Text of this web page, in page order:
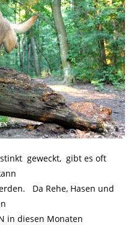
geweckt, gibt es oft
Da Rehe, Hasen und
in diesen Monaten